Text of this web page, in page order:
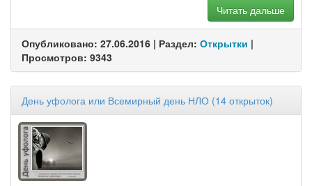
Читать дальше
Опубликовано: 27.06.2016 | Раздел: Открытки |
Просмотров: 9343
День уфолога или Всемирный день НЛО (14 открыток)